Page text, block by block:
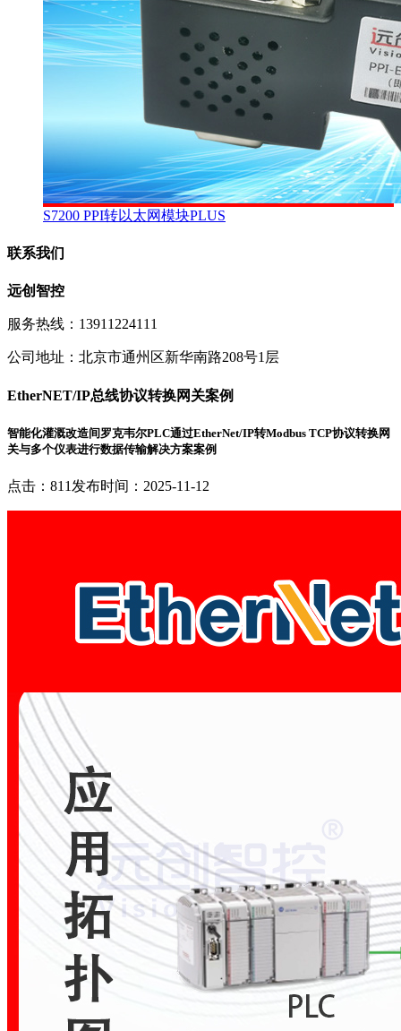
S7200 PPI转以太网模块PLUS
联系我们
远创智控
服务热线：13911224111
公司地址：北京市通州区新华南路208号1层
EtherNET/IP总线协议转换网关案例
智能化灌溉改造间罗克韦尔PLC通过EtherNet/IP转Modbus TCP协议转换网
关与多个仪表进行数据传输解决方案案例
点击：811 发布时间：2025-11-12